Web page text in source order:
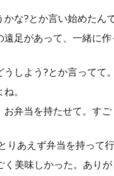
な?とか言い始めたん
足があって、一緒に
しよう?とか言ってて。
。
弁当を持たせて。す
あえず弁当を持って行
美味しかった。あり